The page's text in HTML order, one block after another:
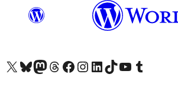
Visit our X (formerly Twitter) account
Visit our Bluesky account
Завітайте до нашої стрічки в Mastodon
Visit our Threads account
Завітайте на нашу сторінку в Facebook
Visit our Instagram account
Visit our LinkedIn account
Visit our TikTok account
Visit our YouTube channel
Visit our Tumblr account